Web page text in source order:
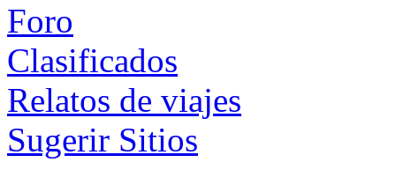
Foro
Clasificados
Relatos de viajes
Sugerir Sitios